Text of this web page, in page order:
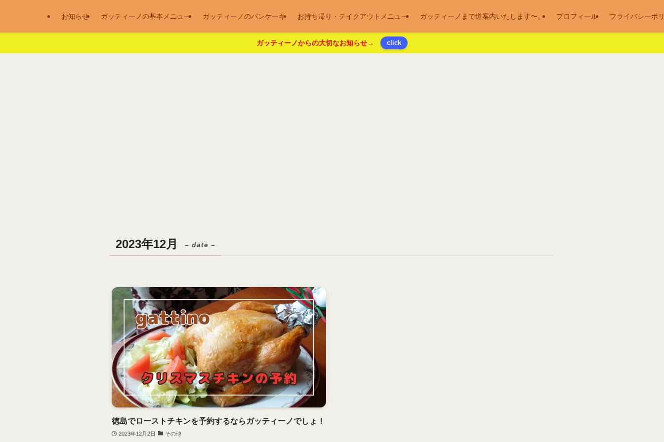
お知らせ ガッティーノの基本メニュー ガッティーノのパンケーキ お持ち帰り・テイクアウトメニュー ガッティーノまで道案内いたします〜。 プロフィール プライバシーポ
ガッティーノからの大切なお知らせ→ click
2023年12月 – date –
徳島でローストチキンを予約するならガッティーノでしょ！
2023年12月2日 その他